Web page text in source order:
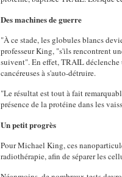
Des machines de guerre
"À ce stade, les globules blancs
professeur King, "s'ils rencontrent
suivent". En effet, TRAIL déclenche
cancéreuses à s'auto-détruire.
"Le résultat est tout à fait
présence de la protéine dans les
Un petit progrès
Pour Michael King, ces
radiothérapie, afin de séparer les